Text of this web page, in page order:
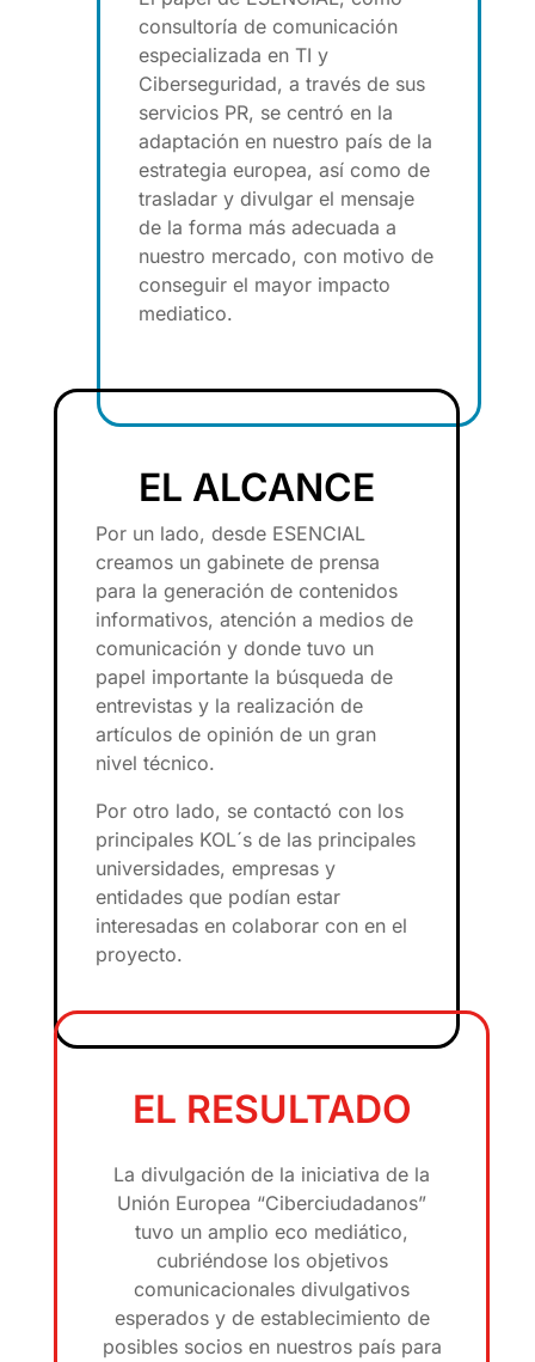
consultoría de comunicación
especializada en TI y
Ciberseguridad, a través de sus
servicios PR, se centró en la
adaptación en nuestro país de la
estrategia europea, así como de
trasladar y divulgar el mensaje
de la forma más adecuada a
nuestro mercado, con motivo de
conseguir el mayor impacto
mediatico.
EL ALCANCE
Por un lado, desde ESENCIAL
creamos un gabinete de prensa
para la generación de contenidos
informativos, atención a medios de
comunicación y donde tuvo un
papel importante la búsqueda de
entrevistas y la realización de
artículos de opinión de un gran
nivel técnico.
Por otro lado, se contactó con los
principales KOL´s de las principales
universidades, empresas y
entidades que podían estar
interesadas en colaborar con en el
proyecto.
EL RESULTADO
La divulgación de la iniciativa de la
Unión Europea “Ciberciudadanos”
tuvo un amplio eco mediático,
cubriéndose los objetivos
comunicacionales divulgativos
esperados y de establecimiento de
posibles socios en nuestros país para